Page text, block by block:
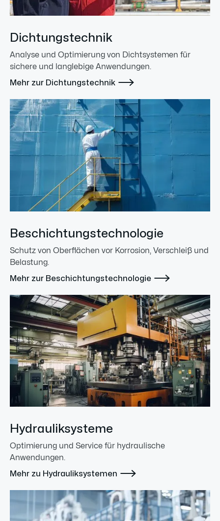
Dichtungstechnik
Analyse und Optimierung von Dichtsystemen für
sichere und langlebige Anwendungen.
Mehr zur Dichtungstechnik 
Beschichtungstechnologie
Schutz von Oberflächen vor Korrosion, Verschleiß und
Belastung.
Mehr zur Beschichtungstechnologie 
Hydrauliksysteme
Optimierung und Service für hydraulische
Anwendungen.
Mehr zu Hydrauliksystemen 